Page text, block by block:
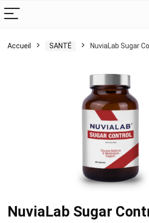
Accueil SANTÉ NuviaLab Sugar
NuviaLab Sugar